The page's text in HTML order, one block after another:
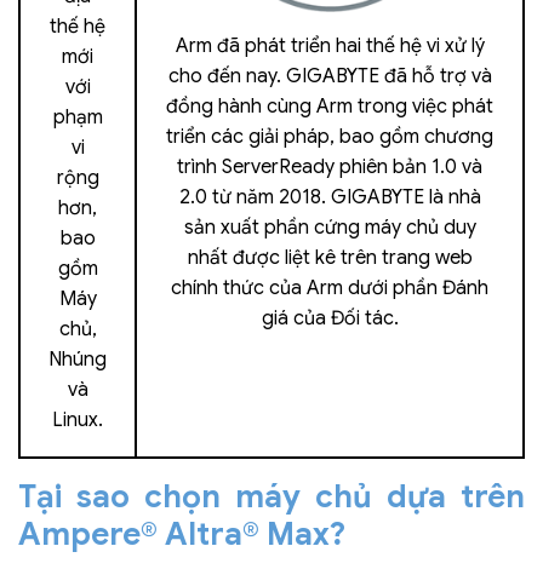
thế hệ
mới
với
phạm
vi
rộng
hơn,
bao
gồm
Máy
chủ,
Nhúng
và
Linux.
Arm đã phát triển hai thế hệ vi xử lý
cho đến nay. GIGABYTE đã hỗ trợ và
đồng hành cùng Arm trong việc phát
triển các giải pháp, bao gồm chương
trình ServerReady phiên bản 1.0 và
2.0 từ năm 2018. GIGABYTE là nhà
sản xuất phần cứng máy chủ duy
nhất được liệt kê trên trang web
chính thức của Arm dưới phần Đánh
giá của Đối tác.
Tại sao chọn máy chủ dựa trên
Ampere® Altra® Max?